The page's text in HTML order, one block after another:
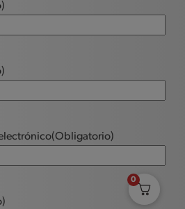
(Obligatorio)
0